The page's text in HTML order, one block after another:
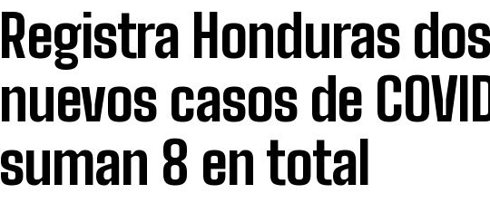
Registra Honduras dos
nuevos casos de
suman 8 en total